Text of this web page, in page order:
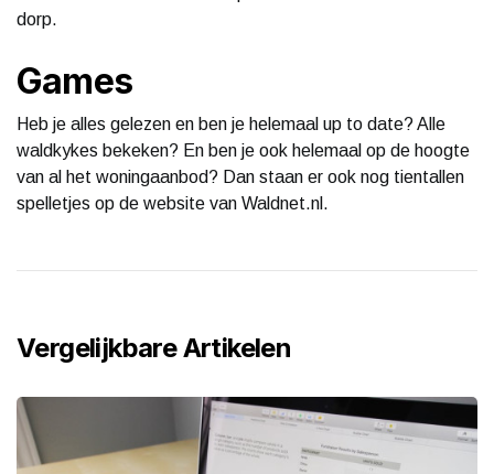
dorp.
Games
Heb je alles gelezen en ben je helemaal up to date? Alle
waldkykes bekeken? En ben je ook helemaal op de hoogte
van al het woningaanbod? Dan staan er ook nog tientallen
spelletjes op de website van Waldnet.nl.
Vergelijkbare Artikelen